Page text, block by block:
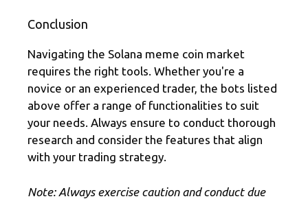
Conclusion
Navigating the Solana meme coin market
requires the right tools. Whether you're a
novice or an experienced trader, the bots listed
above offer a range of functionalities to suit
your needs. Always ensure to conduct thorough
research and consider the features that align
with your trading strategy.
Note: Always exercise caution and conduct due